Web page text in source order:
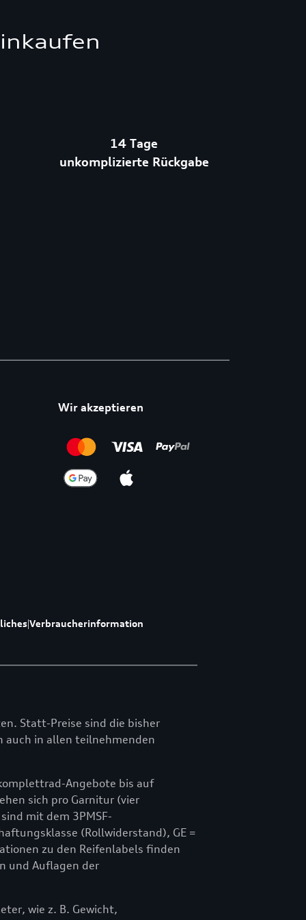
14 Tage
unkomplizierte Rückgabe
Wir akzeptieren
|Verbraucherinformation
Statt-Preise sind die bisher
auch in allen teilnehmenden
Angebote bis auf
sich pro Garnitur (vier
mit dem 3PMSF-
(Rollwiderstand), GE =
zu den Reifenlabels finden
und Auflagen der
wie z. B. Gewicht,